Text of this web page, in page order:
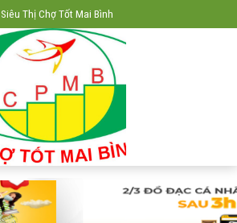
Siêu Thị Chợ Tốt Mai Bình